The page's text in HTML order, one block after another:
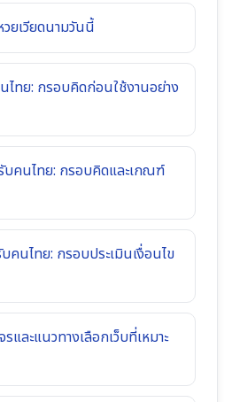
ยเวียดนามวันนี้
ไทย: กรอบคิดก่อนใช้งานอย่าง
บคนไทย: กรอบคิดและเกณฑ์
คนไทย: กรอบประเมินเงื่อนไข
และแนวทางเลือกเว็บที่เหมาะ